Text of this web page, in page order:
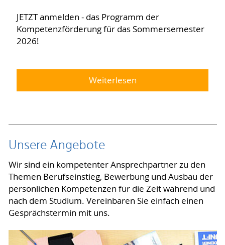
JETZT anmelden - das Programm der
Kompetenzförderung für das Sommersemester
2026!
Weiterlesen
Unsere Angebote
Wir sind ein kompetenter Ansprechpartner zu den
Themen Berufseinstieg, Bewerbung und Ausbau der
persönlichen Kompetenzen für die Zeit während und
nach dem Studium. Vereinbaren Sie einfach einen
Gesprächstermin mit uns.